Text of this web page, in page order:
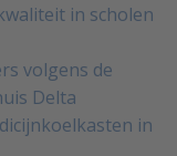
in scholen
volgens de
Delta
in